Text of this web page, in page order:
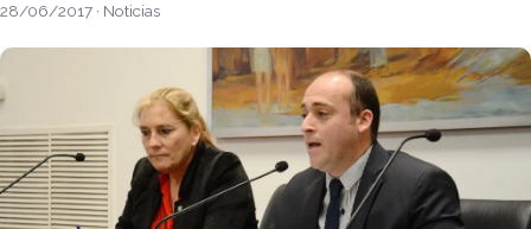
28/06/2017 · Noticias